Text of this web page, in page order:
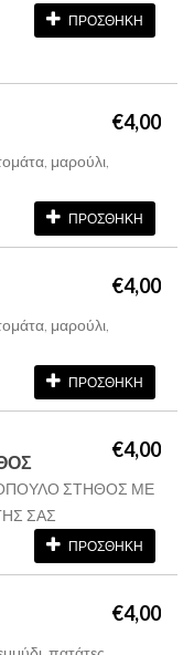
ΠΡΟΣΘΗΚΗ
€4,00
μαρούλι,
ΠΡΟΣΘΗΚΗ
€4,00
μαρούλι,
ΠΡΟΣΘΗΚΗ
€4,00
ΣΤΗΘΟΣ ΜΕ
ΣΑΣ
ΠΡΟΣΘΗΚΗ
€4,00